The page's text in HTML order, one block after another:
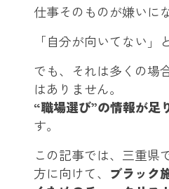
仕事そのものが嫌いに
「自分が向いてない」
でも、それは多くの場
はありません。
“職場選び”の情報が足
す。
この記事では、三重県
方に向けて、 ブラック